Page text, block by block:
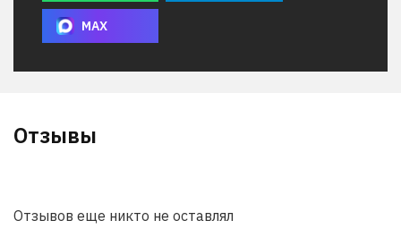
MAX
Отзывы
Отзывов еще никто не оставлял